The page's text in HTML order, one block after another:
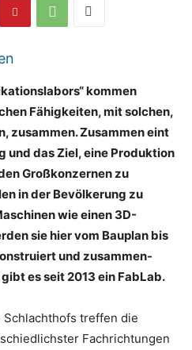
kommen
Fähigkeiten, mit solchen,
zusammen. Zusammen eint
und das Ziel, eine Produktion
Großkonzernen zu
in der Bevölkerung zu
wie einen 3D-
sie hier vom Bauplan bis
und zusammen-
es seit 2013 ein FabLab.
Schlachthofs treffen die
Fachrichtungen